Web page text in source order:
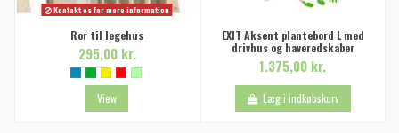
Kontakt os for mere information
Ror til legehus
295,00 kr.
View
EXIT Aksent plantebord L med
drivhus og haveredskaber
1.375,00 kr.
Læg i indkøbskurv